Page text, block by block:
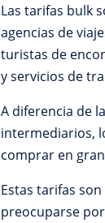
Las tarifas bulk
agencias de
turistas de
y servicios de
A diferencia de
intermediarios,
comprar en
Estas tarifas
preocuparse